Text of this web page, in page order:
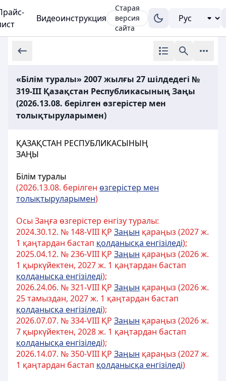
Видеоинструкция
Старая
версия
сайта
«Білім туралы» 2007 жылғы 27 шілдедегі №
319-III Қазақстан Республикасының Заңы
(2026.13.08. берілген өзгерістер мен
толықтыруларымен)
ҚАЗАҚСТАН РЕСПУБЛИКАСЫНЫҢ
ЗАҢЫ
Білім туралы
(2026.13.08. берілген өзгерістер мен
толықтыруларымен)
Осы Заңға өзгерістер енгізу туралы:
2024.30.12. № 148-VIII ҚР Заңын қараңыз (2027 ж.
1 қаңтардан бастап қолданысқа енгізіледі);
2025.04.12. № 236-VIIІ ҚР Заңын қараңыз (2026 ж.
1 қыркүйектен, 2027 ж. 1 қаңтардан бастап
қолданысқа енгізіледі);
2026.24.06. № 321-VIII ҚР Заңын қараңыз (2026 ж.
25 тамыздан, 2027 ж. 1 қаңтардан бастап
қолданысқа енгізіледі);
2026.07.07. № 334-VIII ҚР Заңын қараңыз (2026 ж.
7 қыркүйектен, 2028 ж. 1 қаңтардан бастап
қолданысқа енгізіледі);
2026.14.07. № 350-VIII ҚР Заңын қараңыз (2027 ж.
1 қаңтардан бастап қолданысқа енгізіледі)